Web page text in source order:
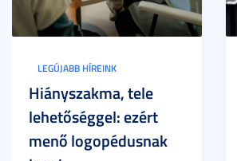
LEGÚJABB HÍREINK
Hiányszakma, tele
lehetőséggel: ezért
menő logopédusnak